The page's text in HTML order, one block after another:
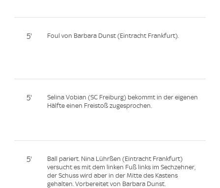
5' Foul von Barbara Dunst (Eintracht Frankfurt).
5'
Selina Vobian (SC Freiburg) bekommt in der eigenen
Hälfte einen Freistoß zugesprochen.
5'
Ball pariert. Nina Lührßen (Eintracht Frankfurt)
versucht es mit dem linken Fuß links im Sechzehner,
der Schuss wird aber in der Mitte des Kastens
gehalten. Vorbereitet von Barbara Dunst.